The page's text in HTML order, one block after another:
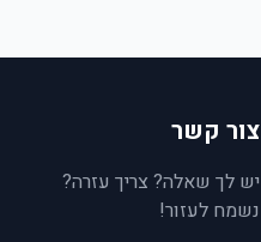
צור קשר
יש לך שאלה? צריך עזרה?
נשמח לעזור!